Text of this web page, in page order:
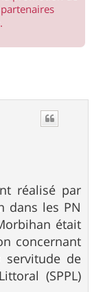
réalisé par
dans les PN
était
concernant
servitude de
(SPPL)